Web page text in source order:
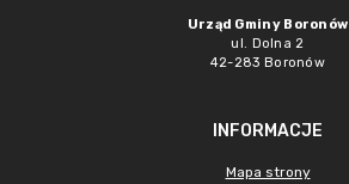
Urząd Gminy Boronów
ul. Dolna 2
42-283 Boronów
INFORMACJE
Mapa strony